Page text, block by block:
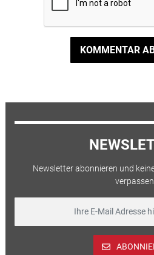
KOMMENTAR
Newsletter abonnieren und